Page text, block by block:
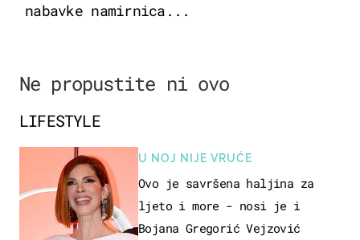
nabavke namirnica...
Ne propustite ni ovo
LIFESTYLE
U NOJ NIJE VRUĆE
Ovo je savršena haljina za
ljeto i more - nosi je i
Bojana Gregorić Vejzović